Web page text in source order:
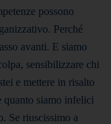
possono
Perché
avanti. E siamo
sensibilizzare chi
e mettere in risalto
quanto siamo infelici
Se riuscissimo a